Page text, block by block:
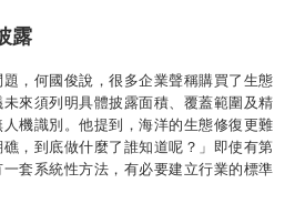
露
，何國俊說，很多企業聲稱購買了生態
來須列明具體披露面積、覆蓋範圍及精
機識別。他提到，海洋的生態修復更難
，到底做什麼了誰知道呢？」即使有第
套系統性方法，有必要建立行業的標準